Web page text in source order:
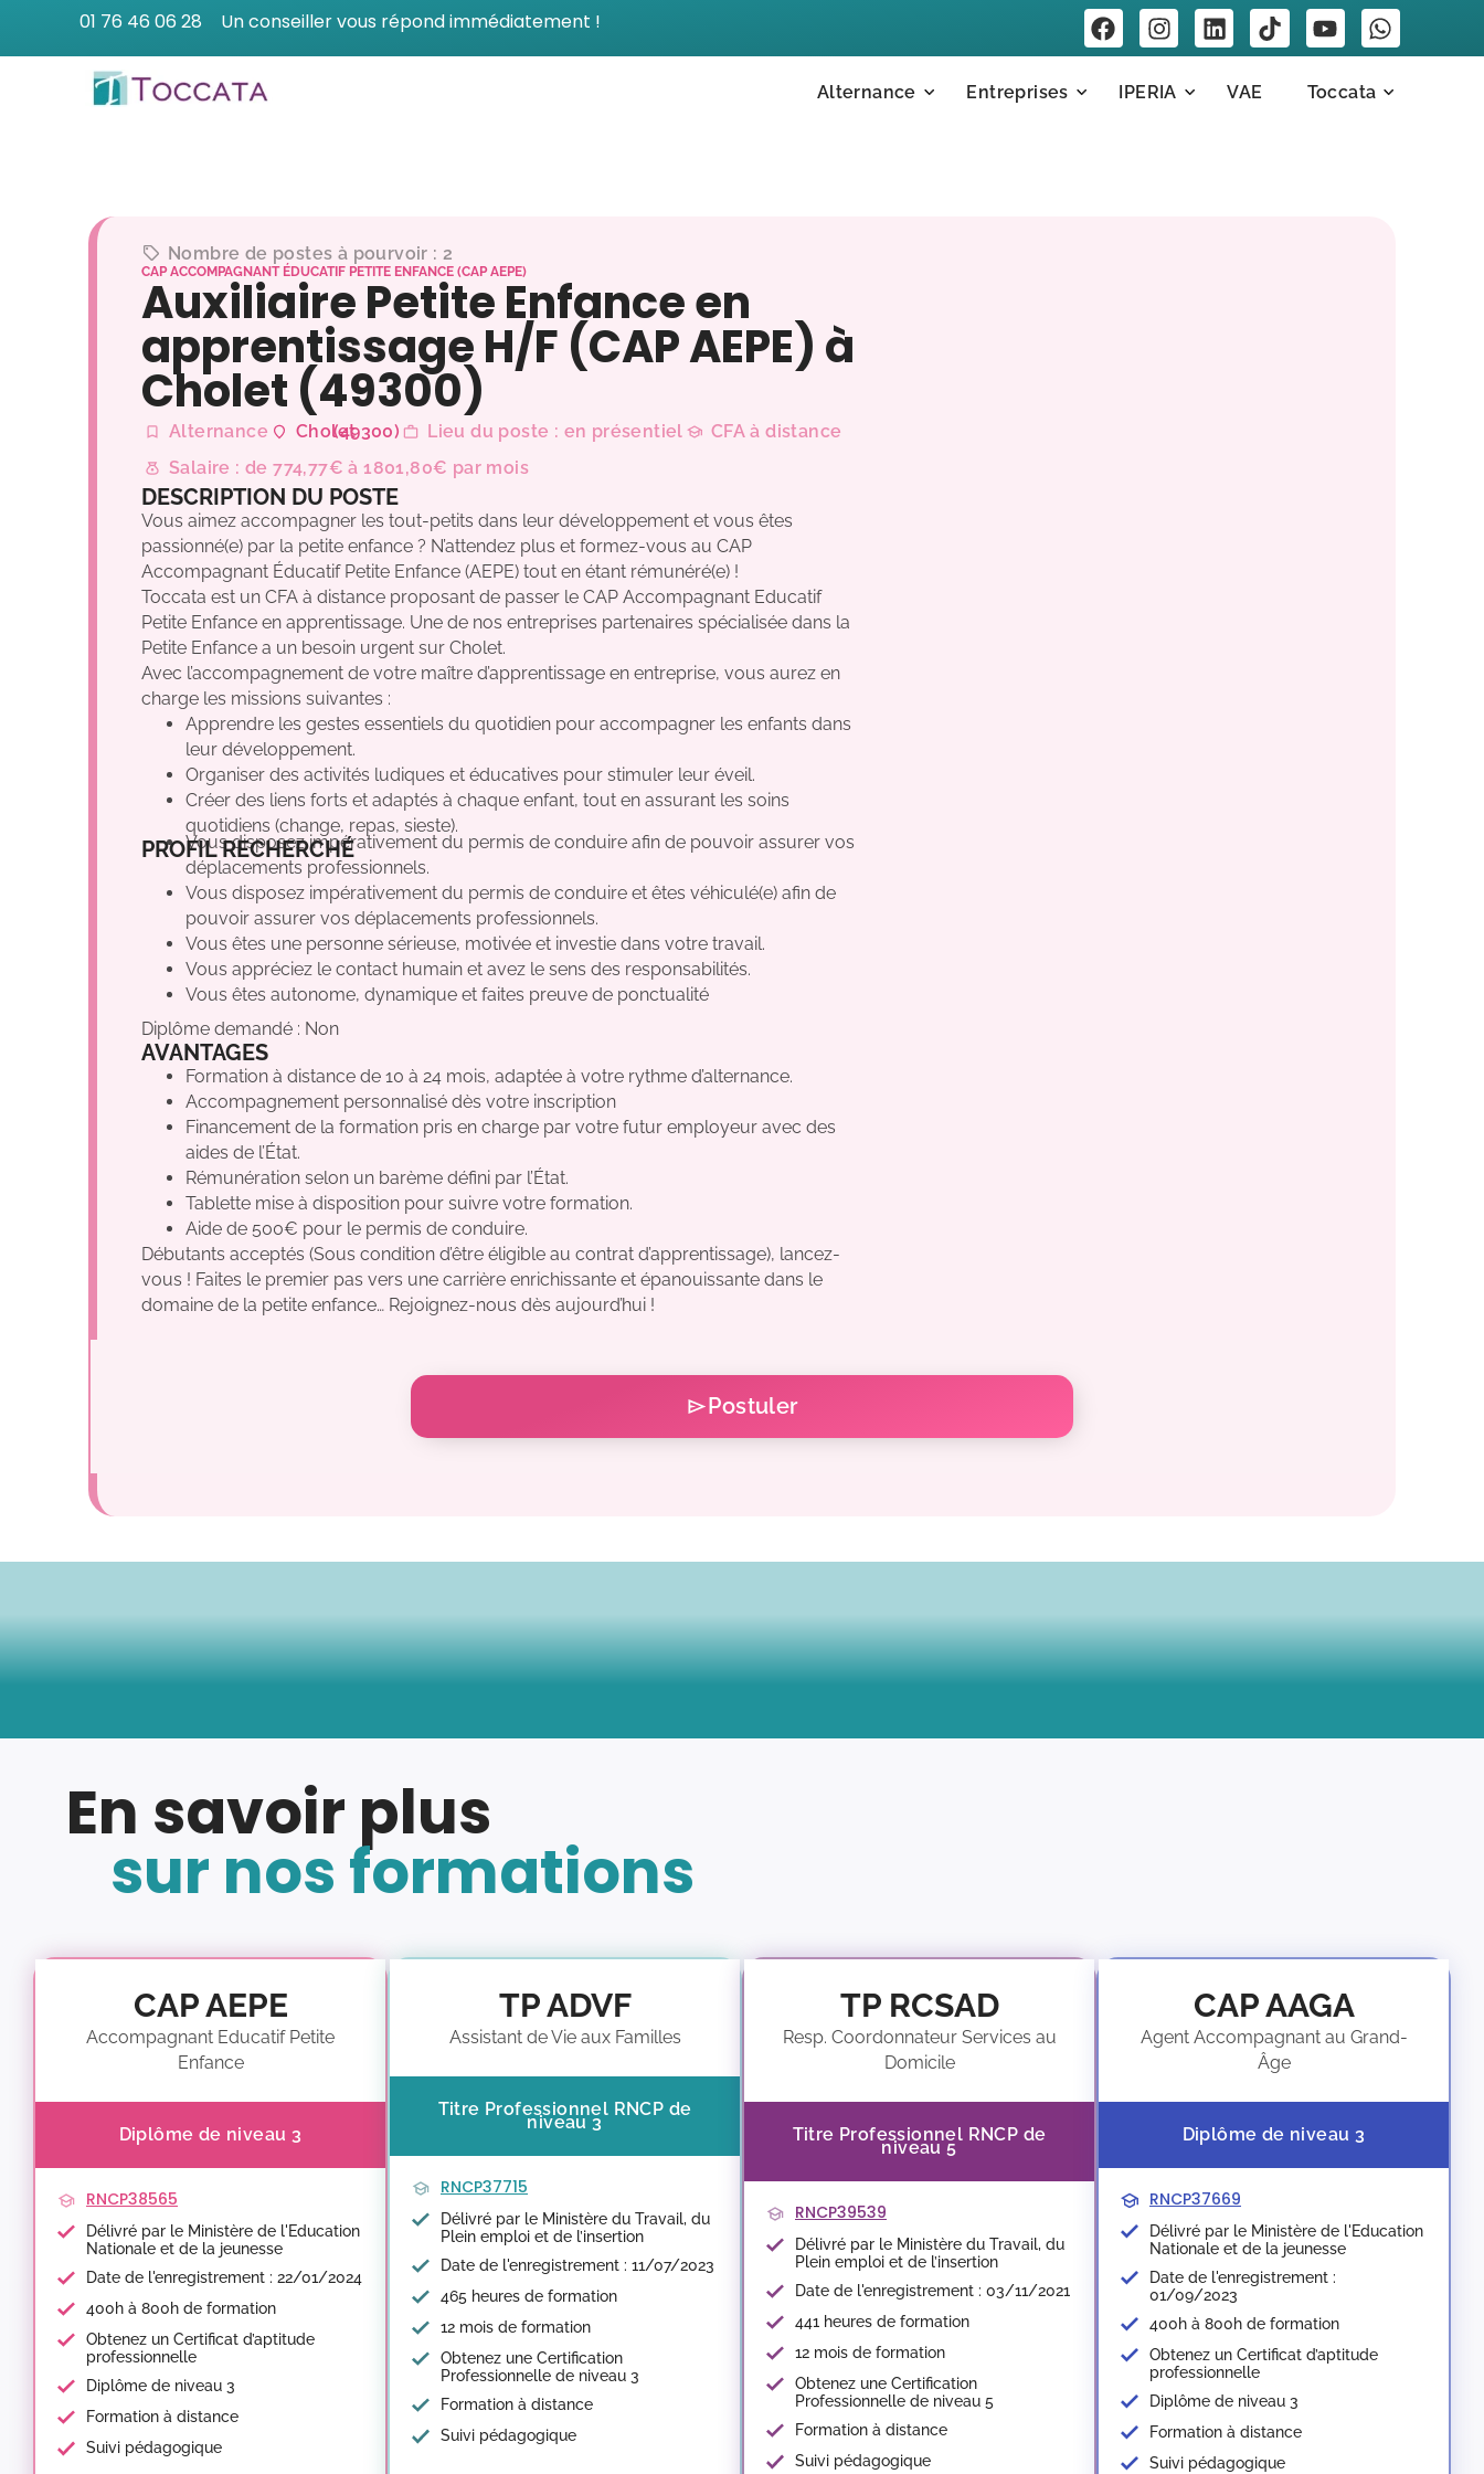
01 76 46 06 28 Un conseiller vous répond immédiatement !
Alternance Entreprises IPERIA VAE Toccata
Nombre de postes à pourvoir : 2
CAP ACCOMPAGNANT ÉDUCATIF PETITE ENFANCE (CAP AEPE)
Auxiliaire Petite Enfance en
apprentissage H/F (CAP AEPE) à
Cholet (49300)
Alternance Cholet(49300) Lieu du poste : en présentiel
CFA à distance
Salaire : de 774,77€ à 1801,80€ par mois
DESCRIPTION DU POSTE
Vous aimez accompagner les tout-petits dans leur développement et vous êtes
passionné(e) par la petite enfance ? N’attendez plus et formez-vous au CAP
Accompagnant Éducatif Petite Enfance (AEPE) tout en étant rémunéré(e) !
Toccata est un CFA à distance proposant de passer le CAP Accompagnant Educatif
Petite Enfance en apprentissage. Une de nos entreprises partenaires spécialisée dans la
Petite Enfance a un besoin urgent sur Cholet.
Avec l’accompagnement de votre maître d’apprentissage en entreprise, vous aurez en
charge les missions suivantes :
Apprendre les gestes essentiels du quotidien pour accompagner les enfants dans
leur développement.
Organiser des activités ludiques et éducatives pour stimuler leur éveil.
Créer des liens forts et adaptés à chaque enfant, tout en assurant les soins
quotidiens (change, repas, sieste).
PROFIL RECHERCHÉ
NonOuiOuiGE
Vous disposez impérativement du permis de conduire afin de pouvoir assurer vos
déplacements professionnels.
Vous disposez impérativement du permis de conduire et êtes véhiculé(e) afin de
pouvoir assurer vos déplacements professionnels.
Vous êtes une personne sérieuse, motivée et investie dans votre travail.
Vous appréciez le contact humain et avez le sens des responsabilités.
Vous êtes autonome, dynamique et faites preuve de ponctualité
Diplôme demandé : Non
AVANTAGES
Formation à distance de 10 à 24 mois, adaptée à votre rythme d’alternance.
Accompagnement personnalisé dès votre inscription
Financement de la formation pris en charge par votre futur employeur avec des
aides de l’État.
Rémunération selon un barème défini par l’État.
Tablette mise à disposition pour suivre votre formation.
Aide de 500€ pour le permis de conduire.
Débutants acceptés (Sous condition d’être éligible au contrat d’apprentissage), lancez-
vous ! Faites le premier pas vers une carrière enrichissante et épanouissante dans le
domaine de la petite enfance… Rejoignez-nous dès aujourd’hui !
Postuler
En savoir plus
sur nos formations
CAP AEPE
Accompagnant Educatif Petite
Enfance
Diplôme de niveau 3
RNCP38565
Délivré par le Ministère de l'Education
Nationale et de la jeunesse
Date de l'enregistrement : 22/01/2024
400h à 800h de formation
Obtenez un Certificat d’aptitude
professionnelle
Diplôme de niveau 3
Formation à distance
Suivi pédagogique
TP ADVF
Assistant de Vie aux Familles
Titre Professionnel RNCP de
niveau 3
RNCP37715
Délivré par le Ministère du Travail, du
Plein emploi et de l’insertion
Date de l'enregistrement : 11/07/2023
465 heures de formation
12 mois de formation
Obtenez une Certification
Professionnelle de niveau 3
Formation à distance
Suivi pédagogique
TP RCSAD
Resp. Coordonnateur Services au
Domicile
Titre Professionnel RNCP de
niveau 5
RNCP39539
Délivré par le Ministère du Travail, du
Plein emploi et de l’insertion
Date de l'enregistrement : 03/11/2021
441 heures de formation
12 mois de formation
Obtenez une Certification
Professionnelle de niveau 5
Formation à distance
Suivi pédagogique
CAP AAGA
Agent Accompagnant au Grand-
Âge
Diplôme de niveau 3
RNCP37669
Délivré par le Ministère de l'Education
Nationale et de la jeunesse​
Date de l'enregistrement :
01/09/2023
400h à 800h de formation
Obtenez un Certificat d’aptitude
professionnelle
Diplôme de niveau 3
Formation à distance
Suivi pédagogique